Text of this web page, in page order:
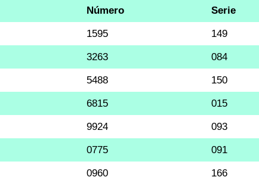
Número Serie
1595 149
3263 084
5488 150
6815 015
9924 093
0775 091
0960 166